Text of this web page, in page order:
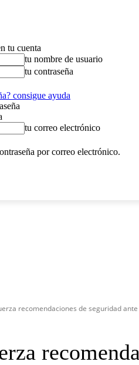
tu cuenta
tu nombre de usuario
tu contraseña
consigue ayuda
tu correo electrónico
por correo electrónico.
recomendaciones de seguridad